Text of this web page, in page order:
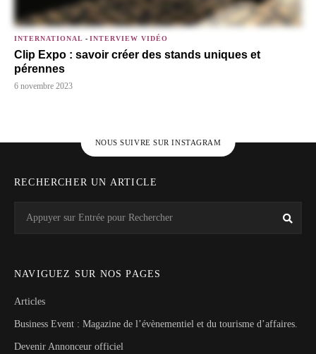
INTERNATIONAL - INTERVIEW VIDÉO
Clip Expo : savoir créer des stands uniques et
pérennes
6 novembre 2023
NOUS SUIVRE SUR INSTAGRAM
RECHERCHER UN ARTICLE
for:
NAVIGUEZ SUR NOS PAGES
Articles
Business Event : Magazine de l’évènementiel et du tourisme d’affaires.
Devenir Annonceur officiel